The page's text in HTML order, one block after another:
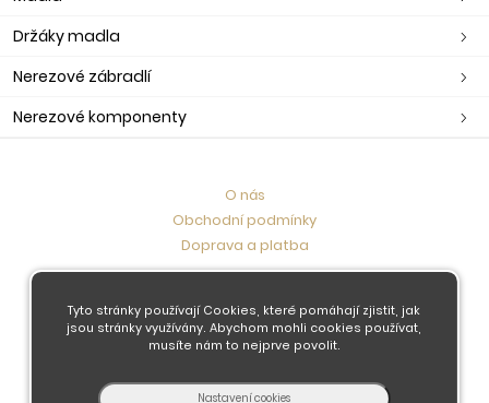
Držáky madla
Nerezové zábradlí
Nerezové komponenty
O nás
Obchodní podmínky
Doprava a platba
Kontaktujte nás
Tyto stránky používají Cookies, které pomáhají zjistit, jak
jsou stránky využívány. Abychom mohli cookies používat,
musíte nám to nejprve povolit.